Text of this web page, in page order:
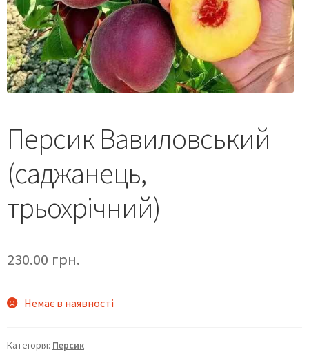
Персик Вавиловський
(саджанець,
трьохрічний)
230.00 грн.
Немає в наявності
Категорія: Персик